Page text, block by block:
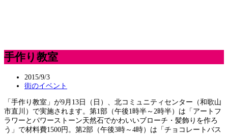
手作り教室
2015/9/3
街のイベント
「手作り教室」が9月13日（日）、北コミュニティセンター（和歌山
市直川）で実施されます。第1部（午後1時半～2時半）は「アートフ
ラワーとパワーストーン天然石でかわいいブローチ・髪飾りを作ろ
う」で材料費1500円。第2部（午後3時～4時）は「チョコレートバス